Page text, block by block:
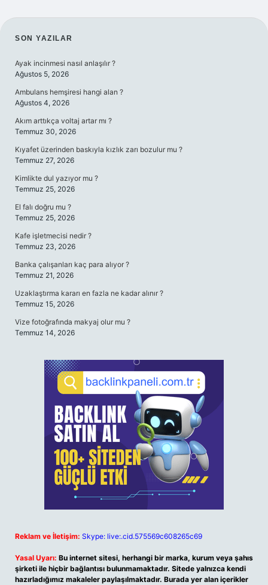
SIDEBAR
SON YAZILAR
Ayak incinmesi nasıl anlaşılır ?
Ağustos 5, 2026
Ambulans hemşiresi hangi alan ?
Ağustos 4, 2026
Akım arttıkça voltaj artar mı ?
Temmuz 30, 2026
Kıyafet üzerinden baskıyla kızlık zarı bozulur mu ?
Temmuz 27, 2026
Kimlikte dul yazıyor mu ?
Temmuz 25, 2026
El falı doğru mu ?
Temmuz 25, 2026
Kafe işletmecisi nedir ?
Temmuz 23, 2026
Banka çalışanları kaç para alıyor ?
Temmuz 21, 2026
Uzaklaştırma kararı en fazla ne kadar alınır ?
Temmuz 15, 2026
Vize fotoğrafında makyaj olur mu ?
Temmuz 14, 2026
Reklam ve İletişim: Skype: live:.cid.575569c608265c69
Yasal Uyarı: Bu internet sitesi, herhangi bir marka, kurum veya şahıs
şirketi ile hiçbir bağlantısı bulunmamaktadır. Sitede yalnızca kendi
hazırladığımız makaleler paylaşılmaktadır. Burada yer alan içerikler